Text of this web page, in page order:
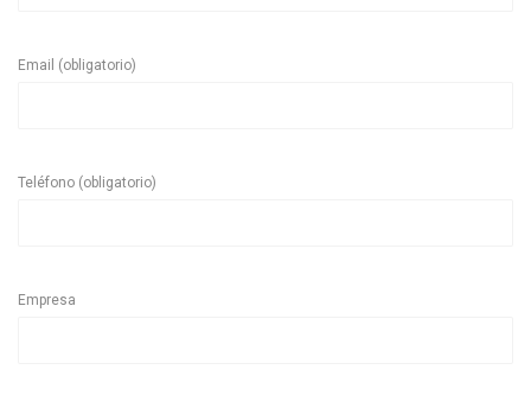
Email (obligatorio)
Teléfono (obligatorio)
Empresa